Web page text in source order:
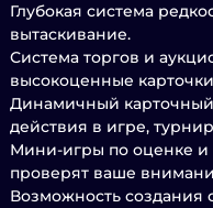
Глубокая система
вытаскивание.
Система торгов и
высокоценные
Динамичный
действия в игре,
Мини-игры по оценке и
проверят ваше
Возможность создания